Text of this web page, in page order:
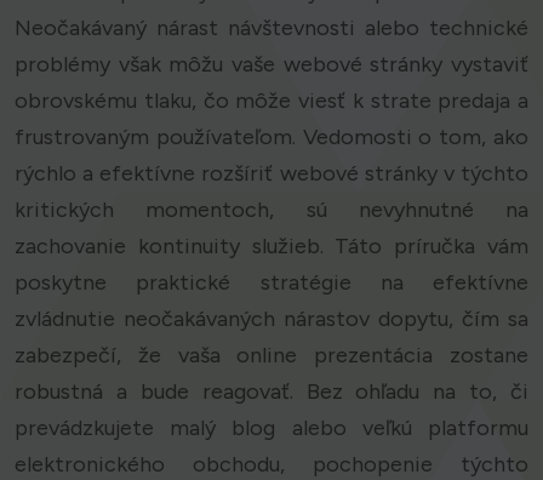
Neočakávaný nárast návštevnosti alebo technické
problémy však môžu vaše webové stránky vystaviť
obrovskému tlaku, čo môže viesť k strate predaja a
frustrovaným používateľom. Vedomosti o tom, ako
rýchlo a efektívne rozšíriť webové stránky v týchto
kritických momentoch, sú nevyhnutné na
zachovanie kontinuity služieb. Táto príručka vám
poskytne praktické stratégie na efektívne
zvládnutie neočakávaných nárastov dopytu, čím sa
zabezpečí, že vaša online prezentácia zostane
robustná a bude reagovať. Bez ohľadu na to, či
prevádzkujete malý blog alebo veľkú platformu
elektronického obchodu, pochopenie týchto